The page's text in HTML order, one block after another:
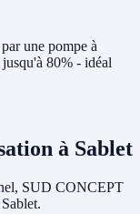
une pompe à
80% - idéal
à Sablet
SUD CONCEPT